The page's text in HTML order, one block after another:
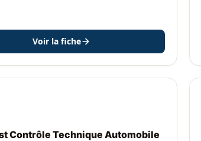
Voir la fiche
Contrôle Technique Automobile